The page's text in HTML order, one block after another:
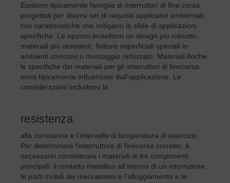
Esistono tipicamente famiglie di interruttori di fine corsa
progettati per diversi set di requisiti applicativi ambientali,
con caratteristiche che mitigano le sfide di applicazioni
specifiche. Le opzioni includono un design più robusto,
materiali più resistenti, finiture superficiali speciali in
ambienti corrosivi o montaggio rinforzato. Materiali Anche
le specifiche dei materiali per gli interruttori di finecorsa
sono tipicamente influenzate dall'applicazione. Le
considerazioni includono la
resistenza
alla corrosione e l'intervallo di temperatura di esercizio.
Per determinare l'interruttore di finecorsa corretto, è
necessario considerare i materiali di tre componenti
principali: il contatto metallico all'interno di un interruttore,
le parti mobili dei meccanismi e l'alloggiamento e le